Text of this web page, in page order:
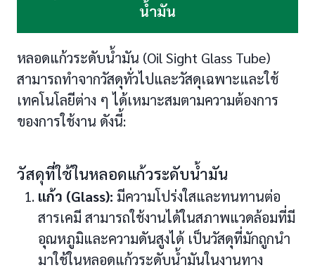
น้ำมัน
หลอดแก้วระดับน้ำมัน (Oil Sight Glass Tube)
สามารถทำจากวัสดุทั่วไปและวัสดุเฉพาะและใช้
เทคโนโลยีต่าง ๆ ได้เหมาะสมตามความต้องการ
ของการใช้งาน ดังนี้:
วัสดุที่ใช้ในหลอดแก้วระดับน้ำมัน
แก้ว (Glass): มีความโปร่งใสและทนทานต่อ
สารเคมี สามารถใช้งานได้ในสภาพแวดล้อมที่มี
อุณหภูมิและความดันสูงได้ เป็นวัสดุที่มักถูกนำ
มาใช้ในหลอดแก้วระดับน้ำมันในงานทาง